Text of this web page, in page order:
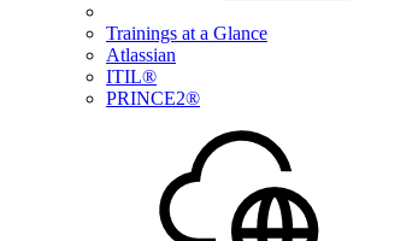
Trainings at a Glance
Atlassian
ITIL®
PRINCE2®